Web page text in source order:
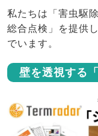
私たちは「害虫駆
総合点検」を提供
でいます。
壁を透視する